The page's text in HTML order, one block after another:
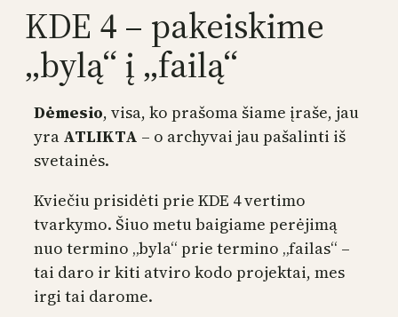
KDE 4 – pakeiskime
„bylą“ į „failą“
Dėmesio, visa, ko prašoma šiame įraše, jau
yra ATLIKTA – o archyvai jau pašalinti iš
svetainės.
Kviečiu prisidėti prie KDE 4 vertimo
tvarkymo. Šiuo metu baigiame perėjimą
nuo termino „byla“ prie termino „failas“ –
tai daro ir kiti atviro kodo projektai, mes
irgi tai darome.